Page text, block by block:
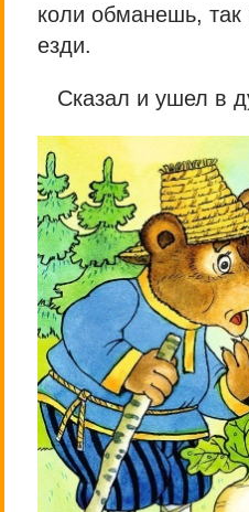
коли обманешь, так
езди.
Сказал и ушел в